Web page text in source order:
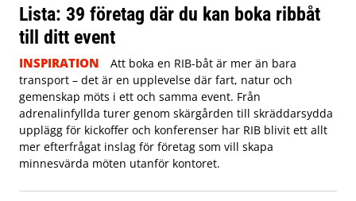
Lista: 39 företag där du kan boka ribbåt
till ditt event
INSPIRATION
Att boka en RIB-båt är mer än bara
transport – det är en upplevelse där fart, natur och
gemenskap möts i ett och samma event. Från
adrenalinfyllda turer genom skärgården till skräddarsydda
upplägg för kickoffer och konferenser har RIB blivit ett allt
mer efterfrågat inslag för företag som vill skapa
minnesvärda möten utanför kontoret.